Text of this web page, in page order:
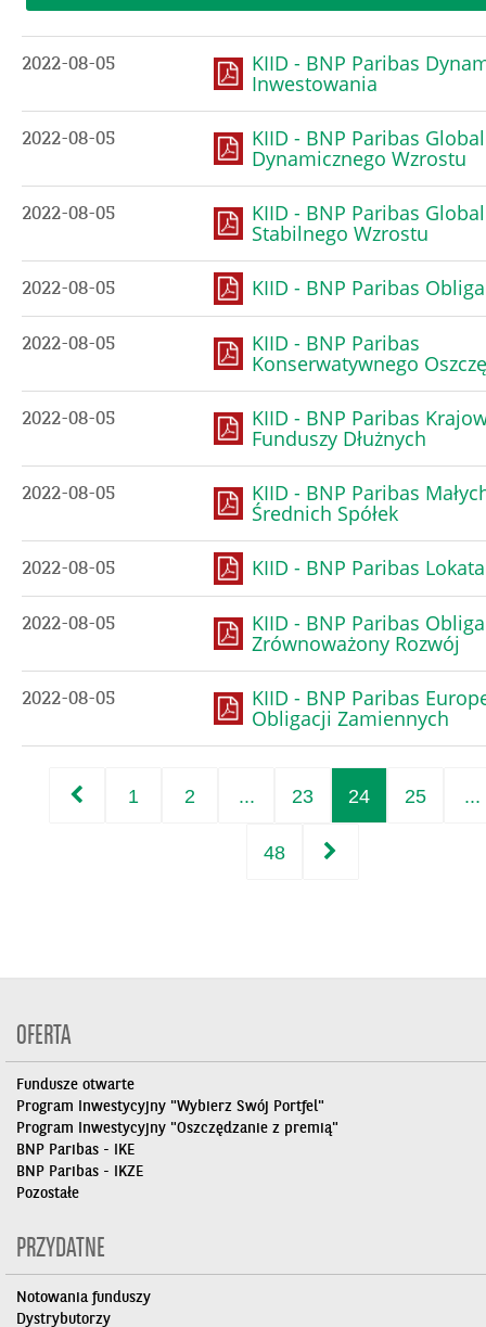
2022-08-05 KIID - BNP Paribas
Inwestowania
2022-08-05 KIID - BNP Paribas
Dynamicznego Wzrostu
2022-08-05 KIID - BNP Paribas
Stabilnego Wzrostu
2022-08-05 KIID - BNP Paribas
2022-08-05 KIID - BNP Paribas
Konserwatywnego
2022-08-05 KIID - BNP Paribas
Funduszy Dłużnych
2022-08-05 KIID - BNP Paribas
Średnich Spółek
2022-08-05 KIID - BNP Paribas
2022-08-05 KIID - BNP Paribas
Zrównoważony Rozwój
2022-08-05 KIID - BNP Paribas
Obligacji Zamiennych
1 2 ... 23 24 25 ...
48
OFERTA
Fundusze otwarte
Program Inwestycyjny "Wybierz Swój Portfel"
Program Inwestycyjny "Oszczędzanie z premią"
BNP Paribas - IKE
BNP Paribas - IKZE
Pozostałe
PRZYDATNE
Notowania funduszy
Dystrybutorzy